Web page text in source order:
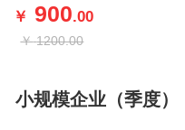
￥ 900.00
￥ 1200.00
小规模企业（季度）